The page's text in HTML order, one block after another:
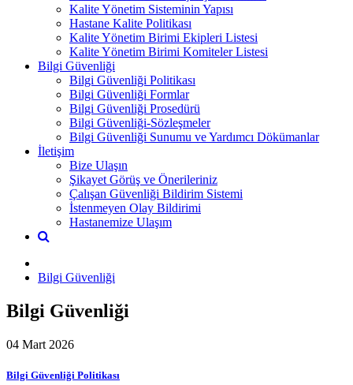
Kalite Yönetim Sisteminin Yapısı
Hastane Kalite Politikası
Kalite Yönetim Birimi Ekipleri Listesi
Kalite Yönetim Birimi Komiteler Listesi
Bilgi Güvenliği
Bilgi Güvenliği Politikası
Bilgi Güvenliği Formlar
Bilgi Güvenliği Prosedürü
Bilgi Güvenliği-Sözleşmeler
Bilgi Güvenliği Sunumu ve Yardımcı Dökümanlar
İletişim
Bize Ulaşın
Şikayet Görüş ve Önerileriniz
Çalışan Güvenliği Bildirim Sistemi
İstenmeyen Olay Bildirimi
Hastanemize Ulaşım
Bilgi Güvenliği
Bilgi Güvenliği
04 Mart 2026
Bilgi Güvenliği Politikası